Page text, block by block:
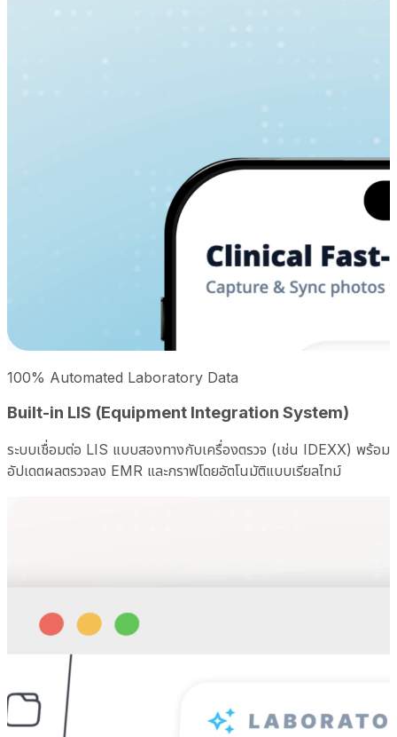
100% Automated Laboratory Data
Built-in LIS (Equipment Integration System)
ระบบเชื่อมต่อ LIS แบบสองทางกับเครื่องตรวจ (เช่น IDEXX) พร้อม
อัปเดตผลตรวจลง EMR และกราฟโดยอัตโนมัติแบบเรียลไทม์